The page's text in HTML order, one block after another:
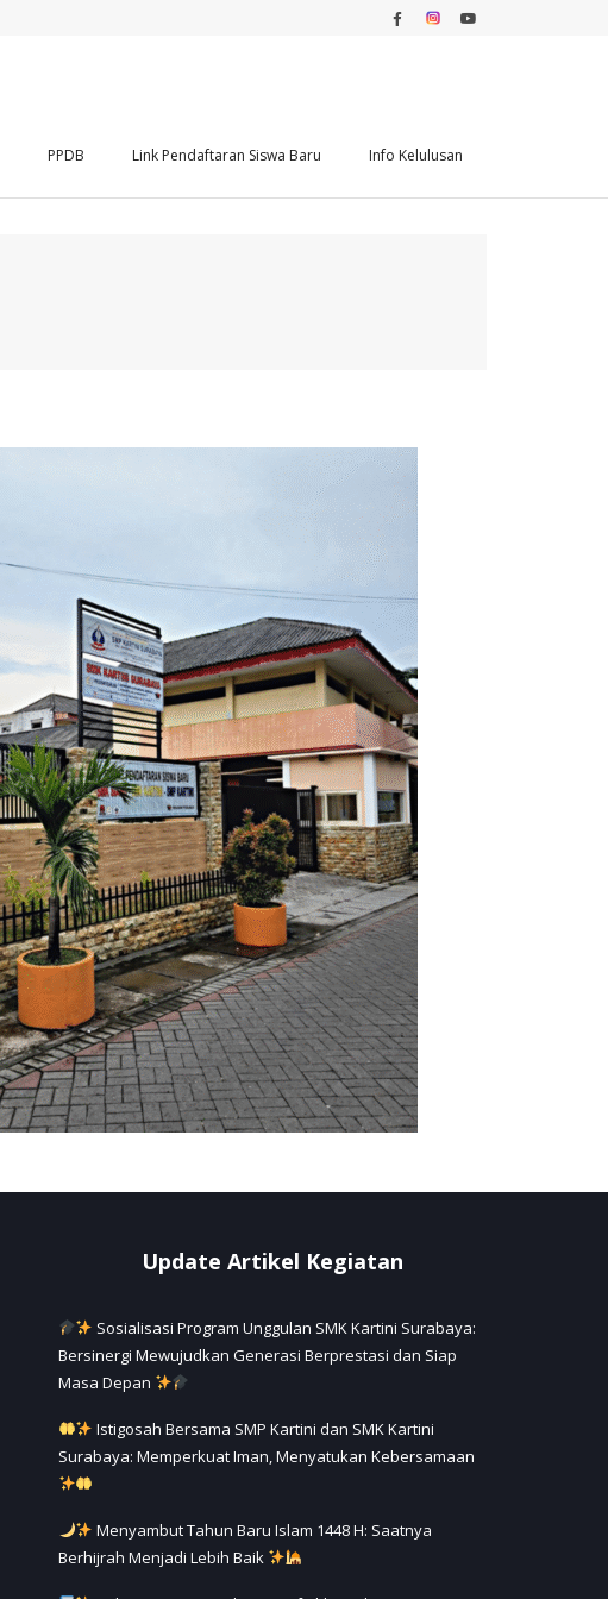
PPDB Link Pendaftaran Siswa Baru Info Kelulusan
Update Artikel Kegiatan
Sosialisasi Program Unggulan SMK Kartini Surabaya:
Bersinergi Mewujudkan Generasi Berprestasi dan Siap
Masa Depan
Istigosah Bersama SMP Kartini dan SMK Kartini
Surabaya: Memperkuat Iman, Menyatukan Kebersamaan
Menyambut Tahun Baru Islam 1448 H: Saatnya
Berhijrah Menjadi Lebih Baik